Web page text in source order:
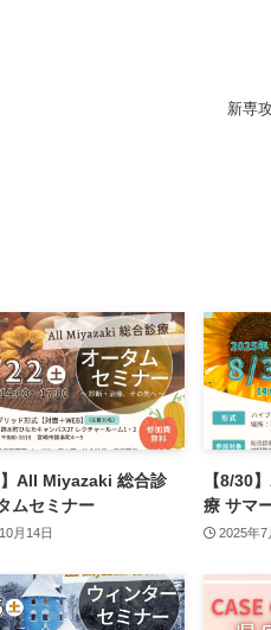
新専
】All Miyazaki 総合診
ムセミナー
月14日
【8/30
療 サマ
2025年7